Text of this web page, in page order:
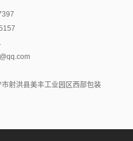
射洪县美丰工业园区西部包装